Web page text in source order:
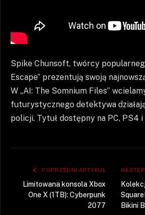
Spike Chunsoft, twórcy
Escape” prezentują swoją
W „AI: The Somnium Files”
futurystycznego detektywa
policji. Tytuł dostępny na PC, PS4
POPRZEDNI ARTYKUŁ
Limitowana konsola Xbox
One X (1TB): Cyberpunk
2077
Bikini